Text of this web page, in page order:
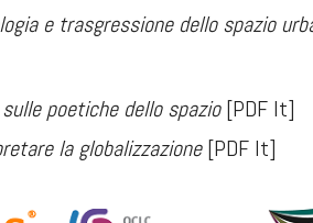
e trasgressione dello spazio
poetiche dello spazio[PDF It]
la globalizzazione[PDF It]